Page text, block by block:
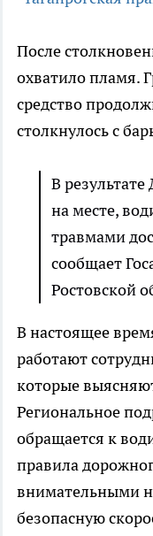
После
охватило пламя.
средство
столкнулось с
В
на месте,
травмами
сообщает
Ростовской
В настоящее
работают
которые
Региональное
обращается к
правила
внимательными
безопасную